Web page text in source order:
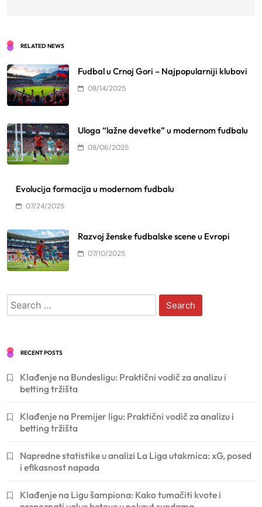
RELATED NEWS
Fudbal u Crnoj Gori – Najpopularniji klubovi
08/14/2025
Uloga “lažne devetke” u modernom fudbalu
08/06/2025
Evolucija formacija u modernom fudbalu
07/24/2025
Razvoj ženske fudbalske scene u Evropi
07/10/2025
Search
for:
RECENT POSTS
Klađenje na Bundesligu: Praktični vodič za analizu i
betting tržišta
Klađenje na Premijer ligu: Praktični vodič za analizu i
betting tržišta
Napredne statistike u analizi La Liga utakmica: xG, posed
i efikasnost napada
Klađenje na Ligu šampiona: Kako tumačiti kvote i